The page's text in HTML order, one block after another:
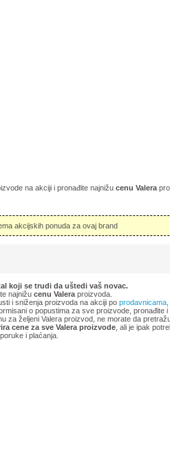
na akciji i pronađite najnižu cenu Valera
akcijskih ponuda za ovaj brand
koji se trudi da uštedi vaš novac.
najnižu cenu Valera proizvoda.
i sniženja proizvoda na akciji po prodavnicama
o popustima za sve proizvode, pronađite
za željeni Valera proizvod, ne morate da
cene za sve Valera proizvode , ali je ipak
i plaćanja.